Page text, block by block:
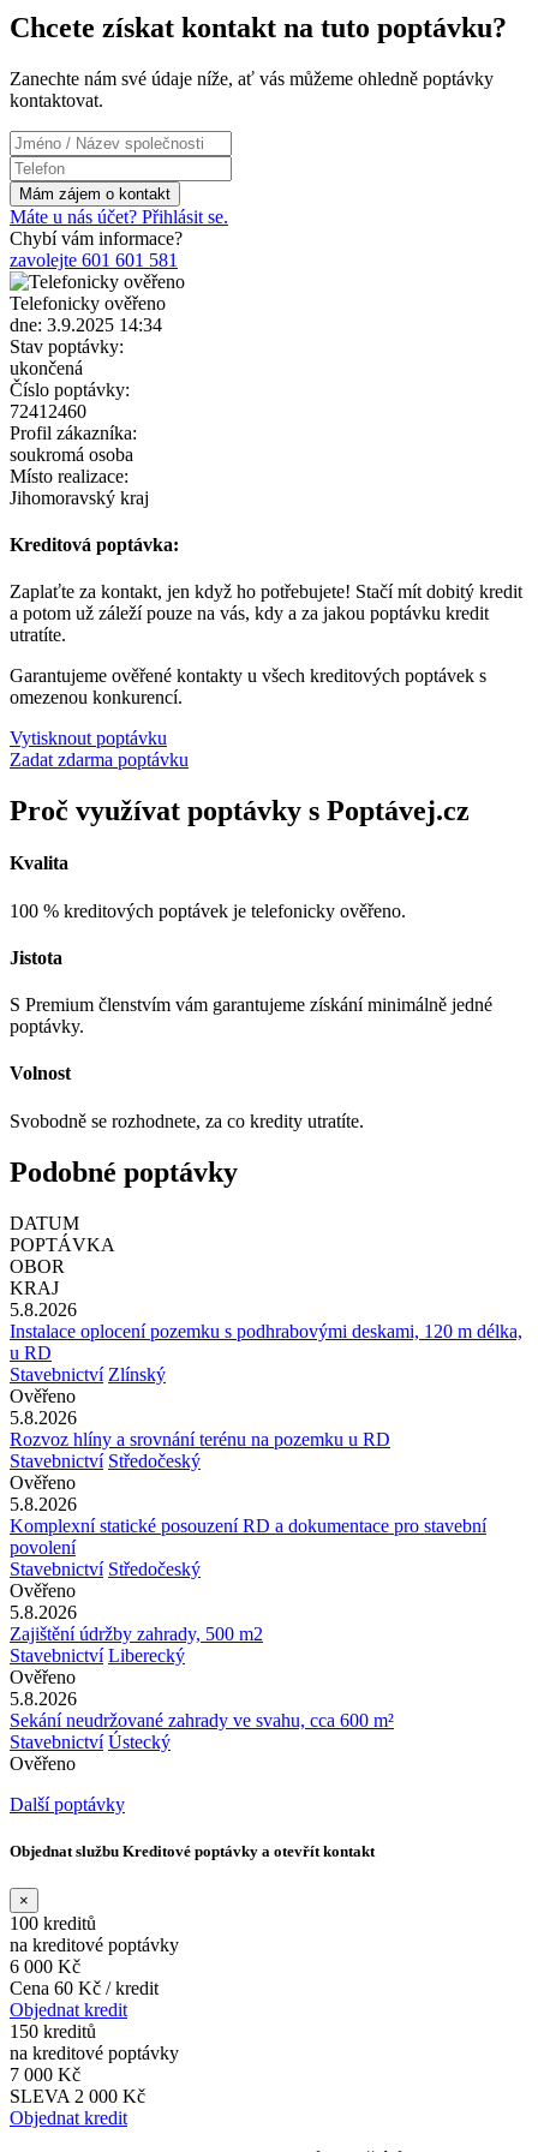
Chcete získat kontakt na tuto poptávku?
Zanechte nám své údaje níže, ať vás můžeme ohledně poptávky
kontaktovat.
Máte u nás účet? Přihlásit se.
Chybí vám informace?
zavolejte 601 601 581
Telefonicky ověřeno
dne: 3.9.2025 14:34
Stav poptávky:
ukončená
Číslo poptávky:
72412460
Profil zákazníka:
soukromá osoba
Místo realizace:
Jihomoravský kraj
Kreditová poptávka:
Zaplaťte za kontakt, jen když ho potřebujete! Stačí mít dobitý kredit
a potom už záleží pouze na vás, kdy a za jakou poptávku kredit
utratíte.
Garantujeme ověřené kontakty u všech kreditových poptávek s
omezenou konkurencí.
Vytisknout poptávku
Zadat zdarma poptávku
Proč využívat poptávky s Poptávej.cz
Kvalita
100 % kreditových poptávek je telefonicky ověřeno.
Jistota
S Premium členstvím vám garantujeme získání minimálně jedné
poptávky.
Volnost
Svobodně se rozhodnete, za co kredity utratíte.
Podobné poptávky
DATUM
POPTÁVKA
OBOR
KRAJ
5.8.2026
Instalace oplocení pozemku s podhrabovými deskami, 120 m délka,
u RD
Stavebnictví Zlínský
Ověřeno
5.8.2026
Rozvoz hlíny a srovnání terénu na pozemku u RD
Stavebnictví Středočeský
Ověřeno
5.8.2026
Komplexní statické posouzení RD a dokumentace pro stavební
povolení
Stavebnictví Středočeský
Ověřeno
5.8.2026
Zajištění údržby zahrady, 500 m2
Stavebnictví Liberecký
Ověřeno
5.8.2026
Sekání neudržované zahrady ve svahu, cca 600 m²
Stavebnictví Ústecký
Ověřeno
Další poptávky
Objednat službu Kreditové poptávky a otevřít kontakt
×
100 kreditů
na kreditové poptávky
6 000 Kč
Cena 60 Kč / kredit
Objednat kredit
150 kreditů
na kreditové poptávky
7 000 Kč
SLEVA 2 000 Kč
Objednat kredit